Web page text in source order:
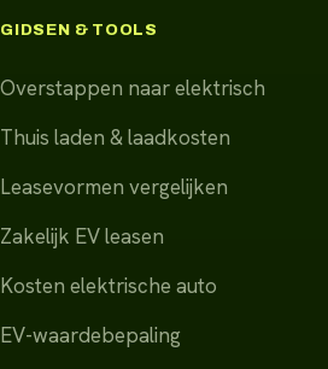
GIDSEN & TOOLS
Overstappen naar elektrisch
Thuis laden & laadkosten
Leasevormen vergelijken
Zakelijk EV leasen
Kosten elektrische auto
EV-waardebepaling